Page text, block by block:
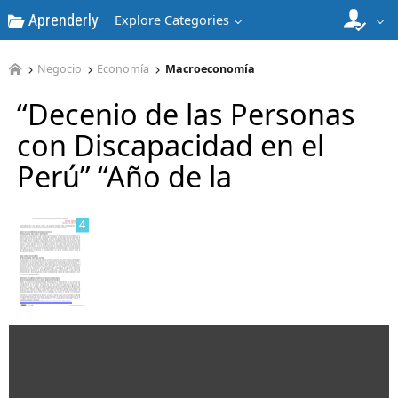
Aprenderly Explore Categories
Negocio Economía Macroeconomía
“Decenio de las Personas
con Discapacidad en el
Perú” “Año de la
3
4